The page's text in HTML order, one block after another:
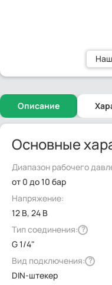
Описание
Основные
Диапазон рабочего
от 0 до 10 бар
Напряжение:
12 В, 24 В
Тип соединения: ?
G 1/4"
Вид подключения: ?
DIN-штекер